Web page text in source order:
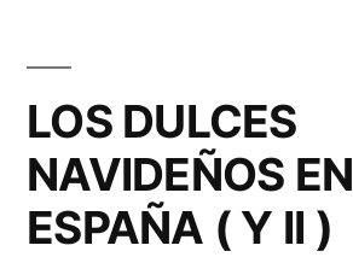
LOS DULCES
NAVIDEÑOS EN
ESPAÑA ( Y II )